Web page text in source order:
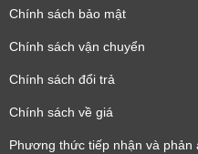
Chính sách bảo mật
Chính sách vận chuyển
Chính sách đổi trả
Chính sách về giá
Phương thức tiếp nhận và phản